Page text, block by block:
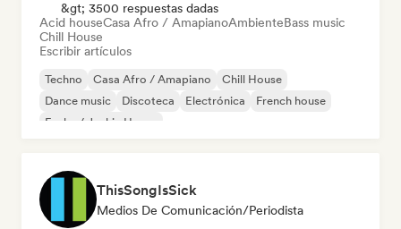
&gt; 3500 respuestas dadas
Acid houseCasa Afro / AmapianoAmbienteBass music
Chill House
Escribir artículos
Techno Casa Afro / Amapiano
Chill House
Dance music
Discoteca Electrónica
French house
Funky / Jackin House
ThisSongIsSick
Medios De Comunicación/Periodista